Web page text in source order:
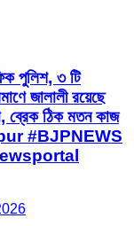
পুলিশ, ৩ টি
জালালী রয়েছে
ব্রেক ঠিক মতন কাজ
#BJPNEWS